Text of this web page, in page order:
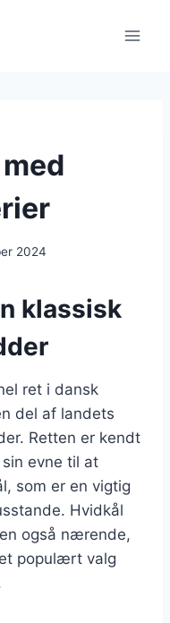
2024
klassisk
ret i dansk
del af landets
Retten er kendt
evne til at
som er en vigtig
Hvidkål
også nærende,
populært valg